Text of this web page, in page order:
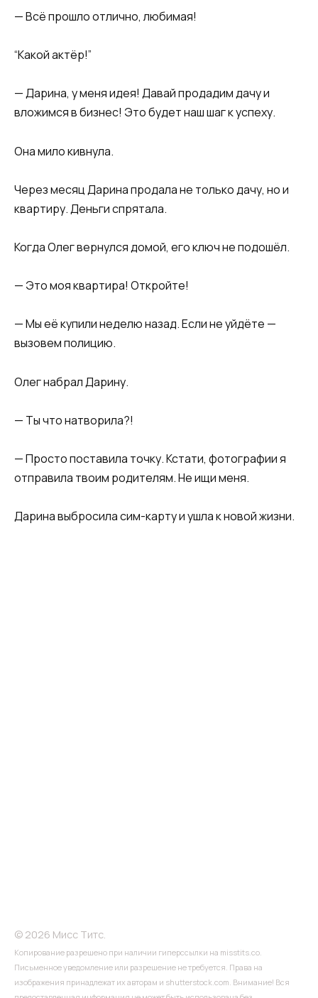
— Всё прошло отлично, любимая!
“Какой актёр!”
— Дарина, у меня идея! Давай продадим дачу и
вложимся в бизнес! Это будет наш шаг к успеху.
Она мило кивнула.
Через месяц Дарина продала не только дачу, но и
квартиру. Деньги спрятала.
Когда Олег вернулся домой, его ключ не подошёл.
— Это моя квартира! Откройте!
— Мы её купили неделю назад. Если не уйдёте —
вызовем полицию.
Олег набрал Дарину.
— Ты что натворила?!
— Просто поставила точку. Кстати, фотографии я
отправила твоим родителям. Не ищи меня.
Дарина выбросила сим-карту и ушла к новой жизни.
© 2026 Мисс Титс.
Копирование разрешено при наличии гиперссылки на misstits.co.
Письменное уведомление или разрешение не требуется. Права на
изображения принадлежат их авторам и shutterstock.com. Внимание! Вся